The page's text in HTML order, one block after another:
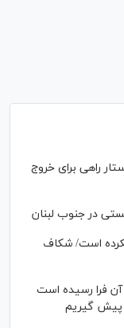
راهی برای خروج
در جنوب لبنان
است/ شکاف
فرا رسیده است
پیش گیریم